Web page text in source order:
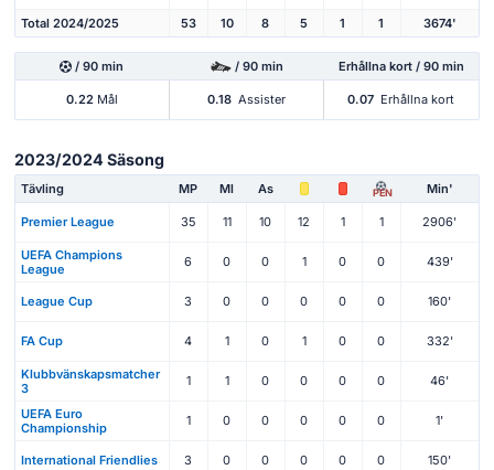
Total 2024/2025 53 10 8 5 1 1 3674'
/ 90 min / 90 min Erhållna kort / 90 min
0.22Mål 0.18 Assister 0.07 Erhållna kort
2023/2024 Säsong
Tävling MP Ml As PEN Min'
Premier League 35 11 10 12 1 1 2906'
UEFA Champions
League
6 0 0 1 0 0 439'
League Cup 3 0 0 0 0 0 160'
FA Cup 4 1 0 1 0 0 332'
Klubbvänskapsmatcher
3
1 1 0 0 0 0 46'
UEFA Euro
Championship
1 0 0 0 0 0 1'
International Friendlies 3 0 0 0 0 0 150'